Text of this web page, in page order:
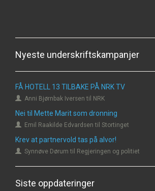
Nyeste underskriftskampanjer
FÅ HOTELL 13 TILBAKE PÅ NRK TV
Anni Bjørnbak Iversen til NRK
Nei til Mette Marit som dronning
Emil Raakilde Edvardsen til Stortinget
Krev at partnervold tas på alvor!
Synnøve Dørum til Regjeringen og politiet
Siste oppdateringer